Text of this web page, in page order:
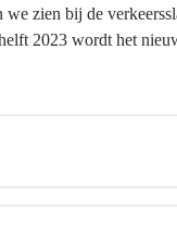
zien bij de
2023 wordt het